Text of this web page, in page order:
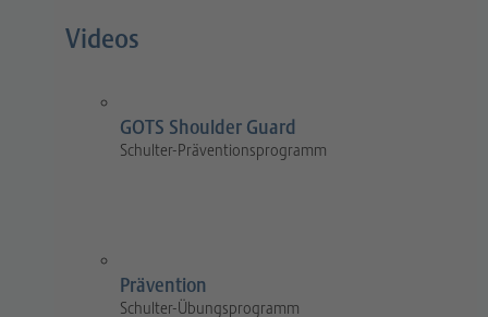
Videos
GOTS Shoulder Guard
Schulter-Präventionsprogramm
Prävention
Schulter-Übungsprogramm